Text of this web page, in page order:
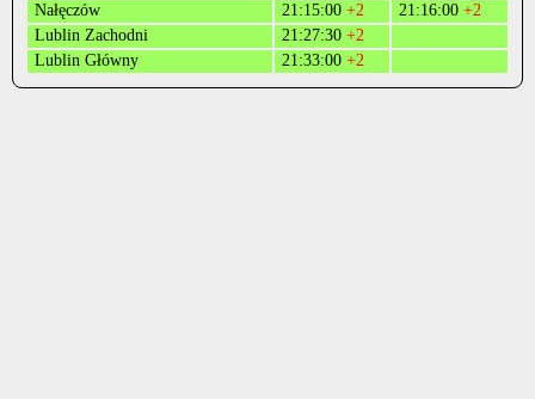
Nałęczów
21:15:00 +2 21:16:00 +2
Lublin Zachodni
21:27:30 +2
Lublin Główny
21:33:00 +2